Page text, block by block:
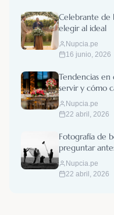
Celebrante de
elegir al ideal
Nupcia.pe
16 junio, 2026
Tendencias
servir y cómo
Nupcia.pe
22 abril, 2026
Fotografía de
preguntar
Nupcia.pe
22 abril, 2026